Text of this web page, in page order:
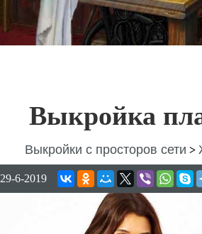
Выкройка
Выкройки с просторов сети >
29-6-2019